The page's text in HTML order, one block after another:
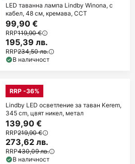
LED таванна лампа Lindby Winona, с
кабел, 48 см, кремава, CCT
99,90 €
RRP119,90 €
195,39 лв.
RRP234,50 лв.
В наличност
RRP -36%
Lindby LED осветление за таван Kerem,
345 cm, цвят никел, метал
139,90 €
RRP219,90 €
273,62 лв.
RRP430,09 лв.
В наличност